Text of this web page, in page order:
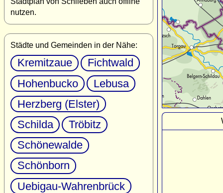
nutzen.
Städte und Gemeinden in der Nähe:
Kremitzaue
Fichtwald
Hohenbucko
Lebusa
Herzberg (Elster)
Schilda
Tröbitz
Schönewalde
Schönborn
Uebigau-Wahrenbrück